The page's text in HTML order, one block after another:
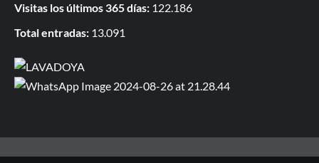
Visitas los últimos 365 días: 122.186
Total entradas: 13.091